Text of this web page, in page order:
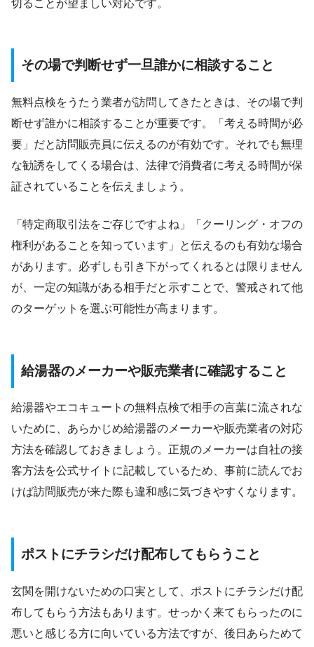
切ることが望ましい対応です。
その場で判断せず一旦誰かに相談すること
無料点検をうたう業者が訪問してきたときは、その場で判
断せず誰かに相談することが重要です。「考える時間が必
要」だと訪問販売員に伝えるのが有効です。それでも無理
な勧誘をしてくる場合は、法律で消費者に考える時間が保
証されていることを伝えましょう。
「特定商取引法をご存じですよね」「クーリング・オフの
権利があることを知っています」と伝えるのも有効な場合
があります。必ずしも引き下がってくれるとは限りません
が、一定の知識がある相手だと示すことで、警戒されて他
のターゲットを選ぶ可能性が高まります。
給湯器のメーカーや販売業者に確認すること
給湯器やエコキュートの無料点検で相手の言葉に流されな
いために、あらかじめ給湯器のメーカーや販売業者の対応
方法を確認しておきましょう。正規のメーカーは自社の接
客方法を公式サイトに記載しているため、事前に読んでお
けば訪問販売が来た際も違和感に気づきやすくなります。
ポストにチラシだけ配布してもらうこと
玄関を開けないための口実として、ポストにチラシだけ配
布してもらう方法もあります。せっかく来てもらったのに
悪いと感じる方に向いている方法ですが、後日あらためて